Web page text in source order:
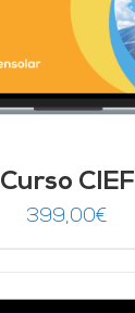
Curso CIEF
399,00€